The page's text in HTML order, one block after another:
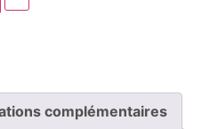
complémentaires